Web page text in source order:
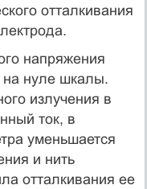
отталкивания
напряжения
на нуле шкалы.
излучения в
ток, в
уменьшается
и нить
отталкивания ее